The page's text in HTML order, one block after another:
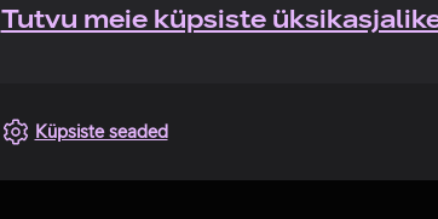
Tutvu meie küpsiste
Küpsiste seaded